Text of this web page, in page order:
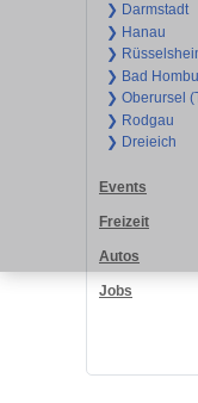
❯ Darmstadt
❯ Hanau
❯
❯ Bad
❯ Oberursel
❯ Rodgau
❯ Dreieich
Events
Freizeit
Autos
Jobs